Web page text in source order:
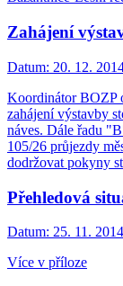
Zahájení
Datum: 20. 12.
Koordinátor BOZP
zahájení výstavby
náves. Dále řadu
105/26 průjezdy
dodržovat pokyny
Přehledová
Datum: 25. 11. 2014
Více v příloze